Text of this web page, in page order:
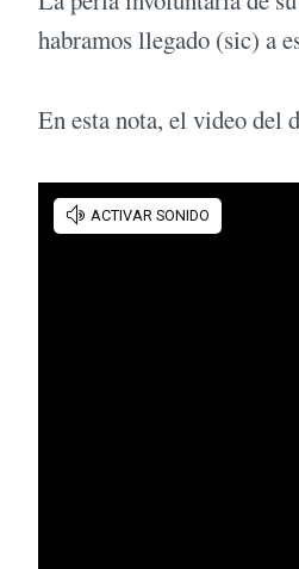
habramos llegado (sic) a
En esta nota, el video del